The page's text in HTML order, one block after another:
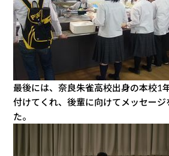
最後には、奈良朱雀高校出身の本校1
付けてくれ、後輩に向けてメッセージ
た。